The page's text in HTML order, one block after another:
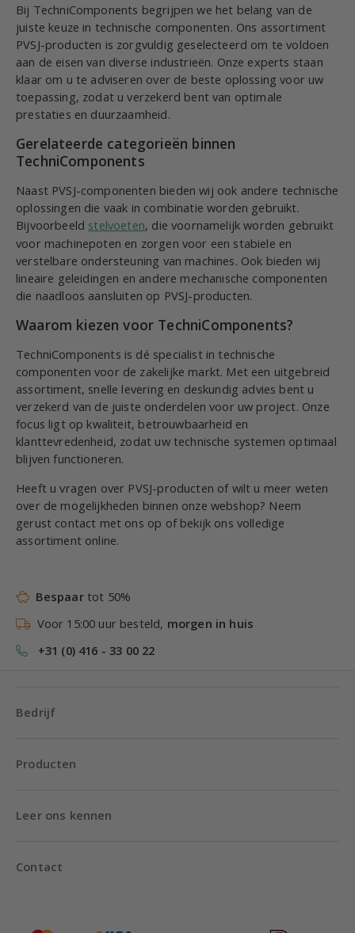
Bij TechniComponents begrijpen we het belang van de
juiste keuze in technische componenten. Ons assortiment
PVSJ-producten is zorgvuldig geselecteerd om te voldoen
aan de eisen van diverse industrieën. Onze experts staan
klaar om u te adviseren over de beste oplossing voor uw
toepassing, zodat u verzekerd bent van optimale
prestaties en duurzaamheid.
Gerelateerde categorieën binnen
TechniComponents
Naast PVSJ-componenten bieden wij ook andere technische
oplossingen die vaak in combinatie worden gebruikt.
Bijvoorbeeld stelvoeten, die voornamelijk worden gebruikt
voor machinepoten en zorgen voor een stabiele en
verstelbare ondersteuning van machines. Ook bieden wij
lineaire geleidingen en andere mechanische componenten
die naadloos aansluiten op PVSJ-producten.
Waarom kiezen voor TechniComponents?
TechniComponents is dé specialist in technische
componenten voor de zakelijke markt. Met een uitgebreid
assortiment, snelle levering en deskundig advies bent u
verzekerd van de juiste onderdelen voor uw project. Onze
focus ligt op kwaliteit, betrouwbaarheid en
klanttevredenheid, zodat uw technische systemen optimaal
blijven functioneren.
Heeft u vragen over PVSJ-producten of wilt u meer weten
over de mogelijkheden binnen onze webshop? Neem
gerust contact met ons op of bekijk ons volledige
assortiment online.
Bespaartot 50%
Voor 15:00 uur besteld, morgen in huis
+31 (0) 416 - 33 00 22
Bedrijf
Producten
Leer ons kennen
Contact